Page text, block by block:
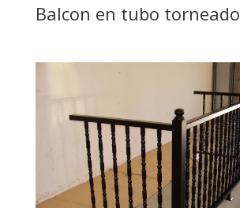
Balcon en tubo torneado